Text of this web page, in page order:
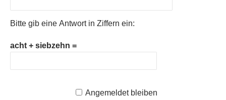
Bitte gib eine Antwort in Ziffern ein:
acht + siebzehn =
Angemeldet bleiben